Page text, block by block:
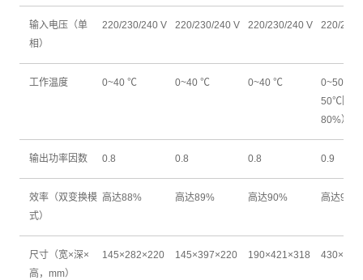
输入电压（单
相）
220/230/240 V 220/230/240 V 220/230/240 V 220/230/
工作温度 0~40 ℃ 0~40 ℃ 0~40 ℃
0~50 ℃
50℃降额
80%）
输出功率因数 0.8 0.8 0.8 0.9
效率（双变换模
式）
高达88% 高达89% 高达90% 高达
尺寸（宽×深×
高，mm）
145×282×220 145×397×220 190×421×318